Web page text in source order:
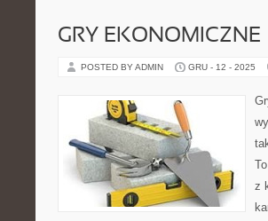
GRY EKONOMICZNE
POSTED BY ADMIN GRU - 12 - 2025
z